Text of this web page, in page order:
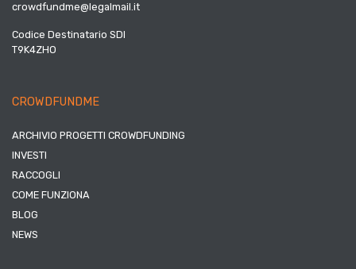
crowdfundme@legalmail.it
Codice Destinatario SDI
T9K4ZHO
CROWDFUNDME
ARCHIVIO PROGETTI CROWDFUNDING
INVESTI
RACCOGLI
COME FUNZIONA
BLOG
NEWS